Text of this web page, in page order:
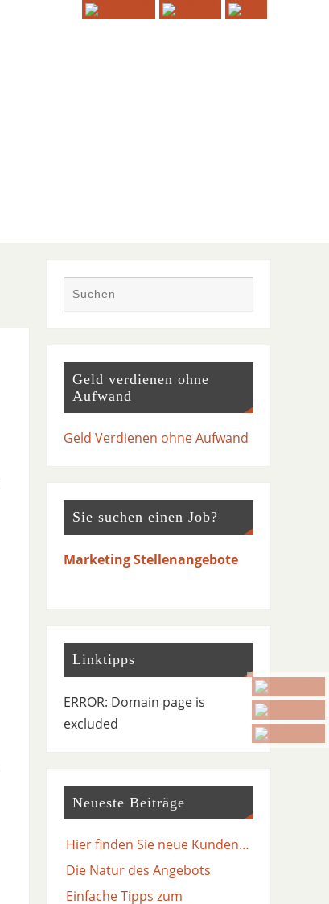
Geld verdienen ohne
Aufwand
Geld Verdienen ohne Aufwand
Sie suchen einen Job?
Marketing Stellenangebote
Linktipps
ERROR: Domain page is
excluded
Neueste Beiträge
Hier finden Sie neue Kunden…
Die Natur des Angebots
Einfache Tipps zum